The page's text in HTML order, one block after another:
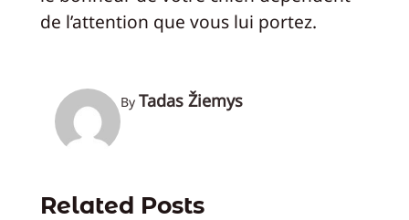
de l’attention que vous lui portez.
By Tadas Žiemys
Related Posts